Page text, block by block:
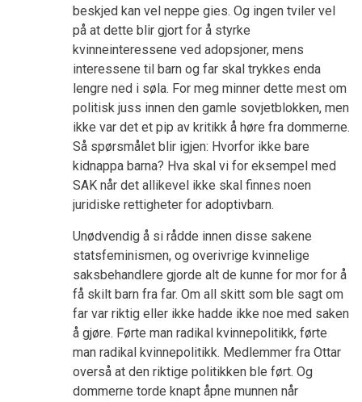
beskjed kan vel neppe gies. Og ingen tviler vel
på at dette blir gjort for å styrke
kvinneinteressene ved adopsjoner, mens
interessene til barn og far skal trykkes enda
lengre ned i søla. For meg minner dette mest om
politisk juss innen den gamle sovjetblokken, men
ikke var det et pip av kritikk å høre fra dommerne.
Så spørsmålet blir igjen: Hvorfor ikke bare
kidnappa barna? Hva skal vi for eksempel med
SAK når det allikevel ikke skal finnes noen
juridiske rettigheter for adoptivbarn.
Unødvendig å si rådde innen disse sakene
statsfeminismen, og overivrige kvinnelige
saksbehandlere gjorde alt de kunne for mor for å
få skilt barn fra far. Om all skitt som ble sagt om
far var riktig eller ikke hadde ikke noe med saken
å gjøre. Førte man radikal kvinnepolitikk, førte
man radikal kvinnepolitikk. Medlemmer fra Ottar
overså at den riktige politikken ble ført. Og
dommerne torde knapt åpne munnen når